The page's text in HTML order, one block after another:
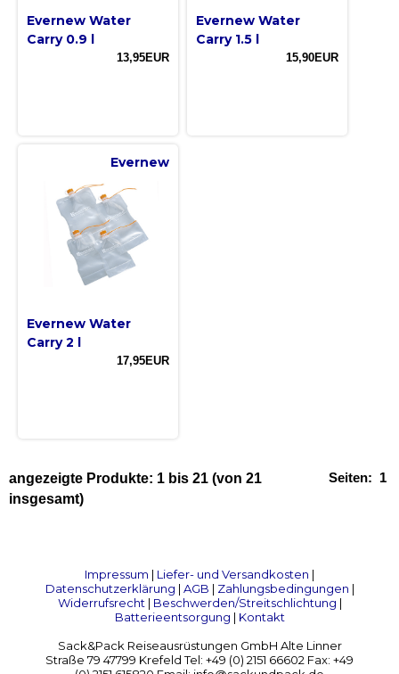
Evernew Water
Carry 0.9 l
13,95EUR
Evernew Water
Carry 1.5 l
15,90EUR
Evernew
Evernew Water
Carry 2 l
17,95EUR
Seiten: 1
angezeigte Produkte: 1 bis 21 (von 21
insgesamt)
Impressum | Liefer- und Versandkosten |
Datenschutzerklärung | AGB | Zahlungsbedingungen |
Widerrufsrecht | Beschwerden/Streitschlichtung |
Batterieentsorgung | Kontakt
Sack&Pack Reiseausrüstungen GmbH Alte Linner
Straße 79 47799 Krefeld Tel: +49 (0) 2151 66602 Fax: +49